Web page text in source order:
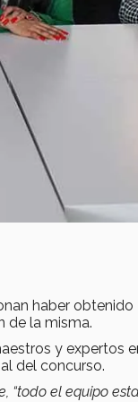
haber obtenido
de la misma.
y expertos
del concurso.
“todo el equipo